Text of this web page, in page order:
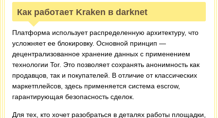
Как работает Kraken в darknet
Платформа использует распределенную архитектуру, что
усложняет ее блокировку. Основной принцип —
децентрализованное хранение данных с применением
технологии Tor. Это позволяет сохранять анонимность как
продавцов, так и покупателей. В отличие от классических
маркетплейсов, здесь применяется система escrow,
гарантирующая безопасность сделок.
Для тех, кто хочет разобраться в деталях работы площадки,